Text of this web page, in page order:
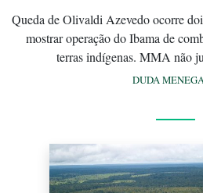
Queda de Olivaldi Azevedo ocorre
mostrar operação do Ibama de
terras indígenas. MMA não
DUDA